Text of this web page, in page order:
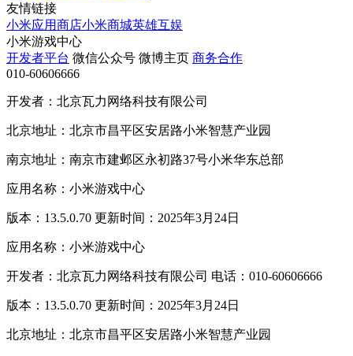
友情链接
小米应用商店小米商城英雄互娱
小米游戏中心
开发者平台 微信公众号 微博主页 商务合作
010-60606666
开发者：北京瓦力网络科技有限公司
北京地址：北京市昌平区安居路小米智慧产业园
南京地址：南京市建邺区永初路37号小米华东总部
应用名称：小米游戏中心
版本：13.5.0.70 更新时间：2025年3月24日
应用名称：小米游戏中心
开发者：北京瓦力网络科技有限公司 电话：010-60606666
版本：13.5.0.70 更新时间：2025年3月24日
北京地址：北京市昌平区安居路小米智慧产业园